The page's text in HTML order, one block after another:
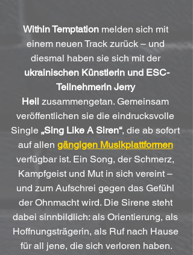
Within Temptation melden sich mit
einem neuen Track zurück – und
diesmal haben sie sich mit der
ukrainischen Künstlerin und ESC-
Teilnehmerin Jerry
Heil zusammengetan. Gemeinsam
veröffentlichen sie die eindrucksvolle
Single „Sing Like A Siren“, die ab sofort
auf allen gängigen Musikplattformen
verfügbar ist. Ein Song, der Schmerz,
Kampfgeist und Mut in sich vereint –
und zum Aufschrei gegen das Gefühl
der Ohnmacht wird. Die Sirene steht
dabei sinnbildlich: als Orientierung, als
Hoffnungsträgerin, als Ruf nach Hause
für all jene, die sich verloren haben.